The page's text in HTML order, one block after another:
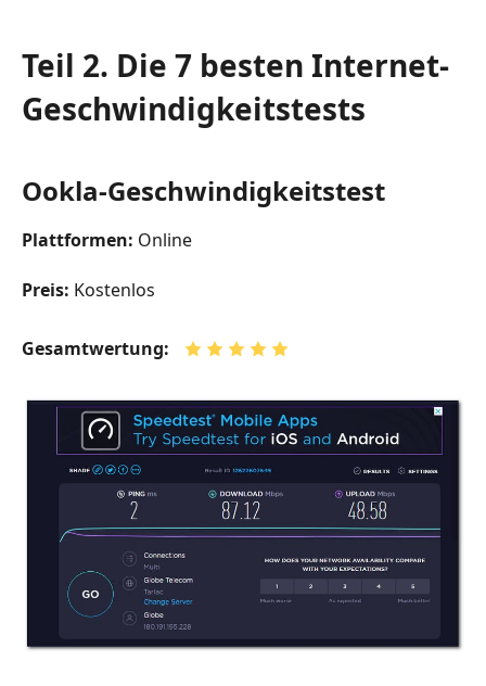
Teil 2. Die 7 besten Internet-
Geschwindigkeitstests
Ookla-Geschwindigkeitstest
Plattformen: Online
Preis: Kostenlos
Gesamtwertung: